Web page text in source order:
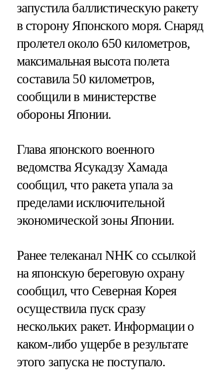
запустила баллистическую ракету
в сторону Японского моря. Снаряд
пролетел около 650 километров,
максимальная высота полета
составила 50 километров,
сообщили в министерстве
обороны Японии.
Глава японского военного
ведомства Ясукадзу Хамада
сообщил, что ракета упала за
пределами исключительной
экономической зоны Японии.
Ранее телеканал NHK со ссылкой
на японскую береговую охрану
сообщил, что Северная Корея
осуществила пуск сразу
нескольких ракет. Информации о
каком-либо ущербе в результате
этого запуска не поступало.